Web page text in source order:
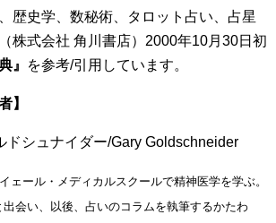
歴史学、数秘術、タロット占い、占星
株式会社 角川書店）2000年10月30日初
』 を参考/引用しています。
】
ドシュナイダー/Gary Goldschneider
ェール・メディカルスクールで精神医学を学ぶ。
会い、以後、占いのコラムを執筆するかたわ